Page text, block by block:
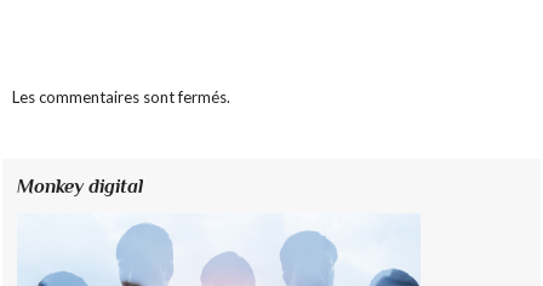
Les commentaires sont fermés.
Monkey digital